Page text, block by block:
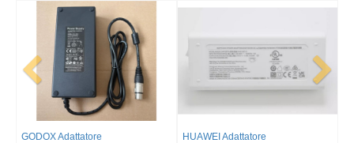
HUAWEI Adattatore
TRIMBLE Adattatore